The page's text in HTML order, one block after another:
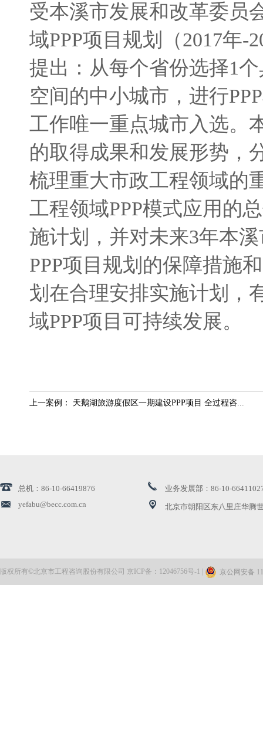
受本溪市发展和改革委员
域PPP项目规划（2017年
提出：从每个省份选择1
空间的中小城市，进行
工作唯一重点城市入选。
的取得成果和发展形势，
梳理重大市政工程领域的
工程领域PPP模式应用的
施计划，并对未来3年本
PPP项目规划的保障措施
划在合理安排实施计划，
域PPP项目可持续发展。
上一案例： 天鹅湖旅游度假区一期建设PPP项目 全过程咨...
总机：86-10-66419876
业务发展部：86-10-
yefabu@becc.com.cn
北京市朝阳区东八里庄华腾
版权所有©北京市工程咨询股份有限公司 京ICP备：12046756号-1 | 京公网安备